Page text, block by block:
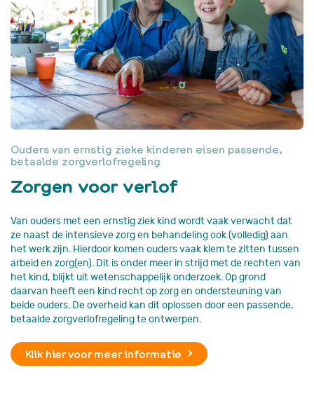
Ouders van ernstig zieke kinderen eisen passende,
betaalde zorgverlofregeling
Zorgen voor verlof
Van ouders met een ernstig ziek kind wordt vaak verwacht dat
ze naast de intensieve zorg en behandeling ook (volledig) aan
het werk zijn. Hierdoor komen ouders vaak klem te zitten tussen
arbeid en zorg(en). Dit is onder meer in strijd met de rechten van
het kind, blijkt uit wetenschappelijk onderzoek. Op grond
daarvan heeft een kind recht op zorg en ondersteuning van
beide ouders. De overheid kan dit oplossen door een passende,
betaalde zorgverlofregeling te ontwerpen.
Klik hier voor meer informatie